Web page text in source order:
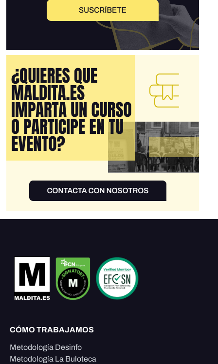
CÓMO TRABAJAMOS
Metodología Desinfo
Metodología La Buloteca